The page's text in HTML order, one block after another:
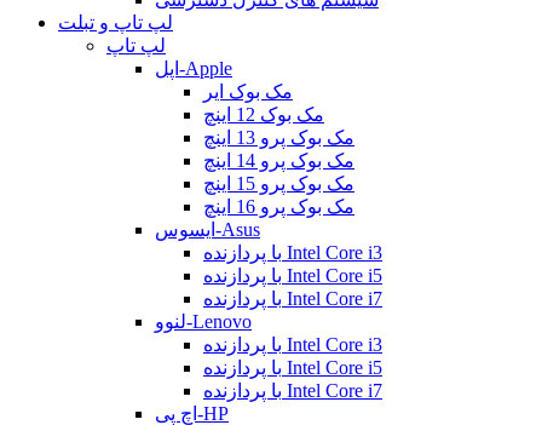
لپ تاپ و تبلت
لپ تاپ
اپل-Apple
مک بوک ایر
مک بوک 12 اینچ
مک بوک پرو 13 اینچ
مک بوک پرو 14 اینچ
مک بوک پرو 15 اینچ
مک بوک پرو 16 اینچ
ایسوس-Asus
با پردازنده Intel Core i3
با پردازنده Intel Core i5
با پردازنده Intel Core i7
لنوو-Lenovo
با پردازنده Intel Core i3
با پردازنده Intel Core i5
با پردازنده Intel Core i7
اچ پی-HP